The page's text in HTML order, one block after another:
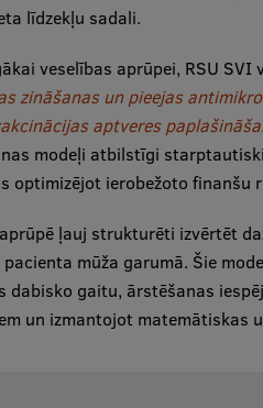
līdzekļu sadali.
veselības aprūpei, RSU SVI
zināšanas un pieejas
aptveres
modeļi atbilstīgi
optimizējot ierobežoto finanšu
ļauj strukturēti izvērtēt
mūža garumā. Šie
gaitu, ārstēšanas
un izmantojot matemātiskas